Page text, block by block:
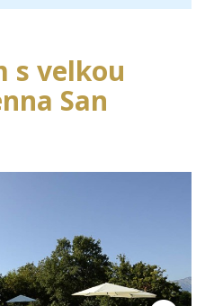
s velkou
San